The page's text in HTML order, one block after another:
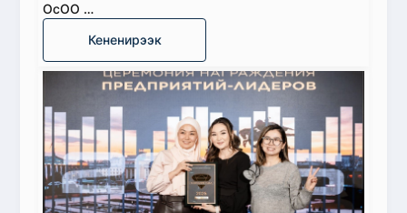
ОсОО …
Кененирээк